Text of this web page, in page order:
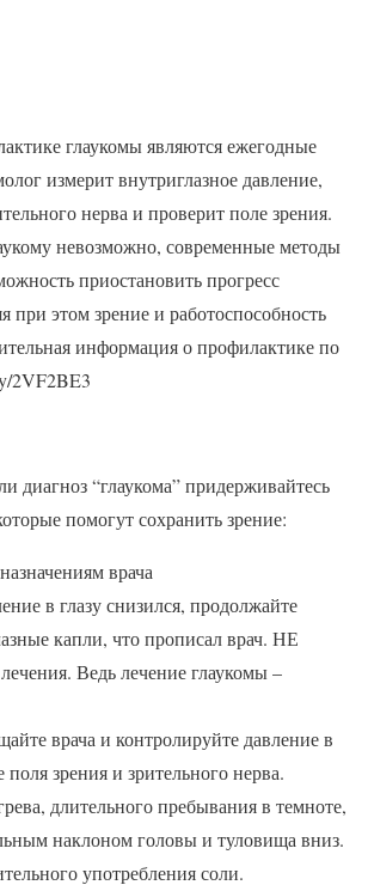
глаукомы являются ежегодные
измерит внутриглазное давление,
нерва и проверит поле зрения.
невозможно, современные методы
приостановить прогресс
при этом зрение и работоспособность
информация о профилактике по
2VF2BE3
диагноз “глаукома” придерживайтесь
помогут сохранить зрение:
врача
в глазу снизился, продолжайте
капли, что прописал врач. НЕ
Ведь лечение глаукомы –
врача и контролируйте давление в
поля зрения и зрительного нерва.
длительного пребывания в темноте,
наклоном головы и туловища вниз.
употребления соли.